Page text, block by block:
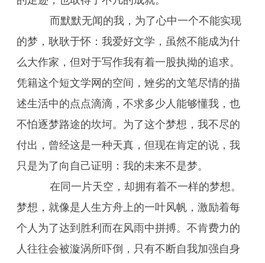
而默默无闻的我，为了心中一个不能实现
的梦，耿耿于怀：我爱好文学，虽然不能成为什
么大作家，但对于写作我有着一股执拗的追求。
凭籍这个短文学网的空间，矬劣的文笔尽情的描
述生活中的点点滴滴，不求多少人能够懂我，也
不怕逐梦路途的坎坷。为了这个梦想，我不尽的
付出，曾经这是一种天真，但现在肯定的说，我
只是为了向自己证明：我的未来不是梦。
在同一片天空，却拥有着不一样的梦想。
梦想，就像是人生方舟上的一叶风帆，激励着每
个人为了达到胜利而在风雨中拼搏。不肯费力的
人往往会被漩涡所吓倒，只有不断自我加强自身